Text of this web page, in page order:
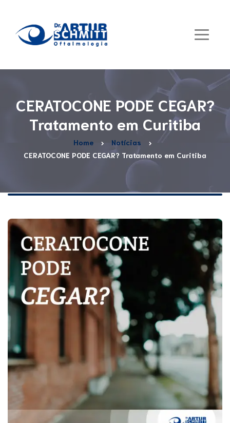
CERATOCONE PODE CEGAR?
Tratamento em Curitiba
Home
Notícias
CERATOCONE PODE CEGAR? Tratamento em Curitiba